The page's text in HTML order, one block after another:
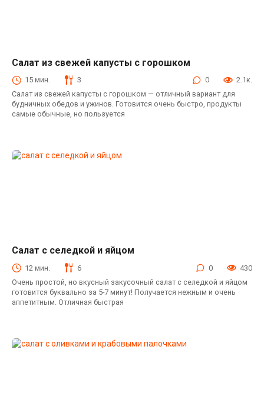
Салат из свежей капусты с горошком
15 мин. 3 0
2.1к.
Салат из свежей капусты с горошком — отличный вариант для
будничных обедов и ужинов. Готовится очень быстро, продукты
самые обычные, но пользуется
Салаты с селедкой
Салат с селедкой и яйцом
12 мин. 6 0
430
Очень простой, но вкусный закусочный салат с селедкой и яйцом
готовится буквально за 5-7 минут! Получается нежным и очень
аппетитным. Отличная быстрая